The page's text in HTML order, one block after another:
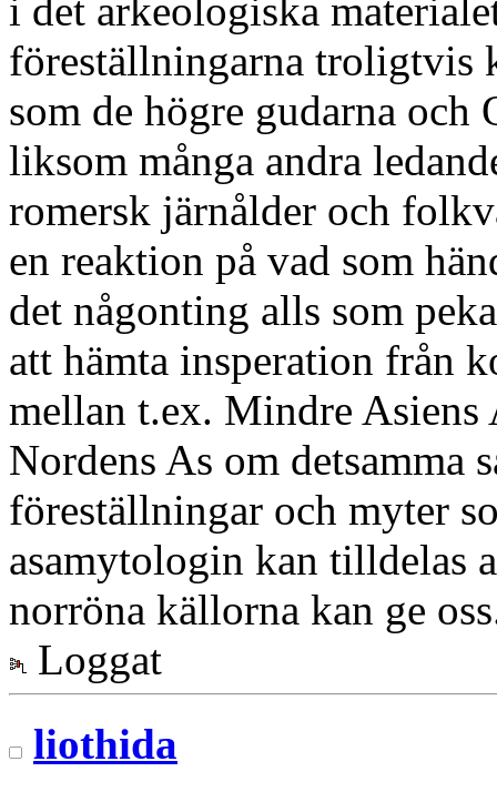
i det arkeologiska
föreställningarna troligtvis
som de högre gudarna och
liksom många andra
romersk järnålder och
en reaktion på vad som
det någonting alls som
att hämta insperation från
mellan t.ex. Mindre Asiens
Nordens As om detsamma
föreställningar och myter
asamytologin kan tilldelas
norröna källorna kan ge
Loggat
liothida